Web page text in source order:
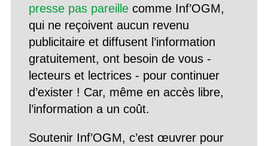
presse pas pareillecomme Inf’OGM,
qui ne reçoivent aucun revenu
publicitaire et diffusent l’information
gratuitement, ont besoin de vous -
lecteurs et lectrices - pour continuer
d’exister ! Car, même en accès libre,
l’information a un coût.
Soutenir Inf’OGM, c’est œuvrer pour